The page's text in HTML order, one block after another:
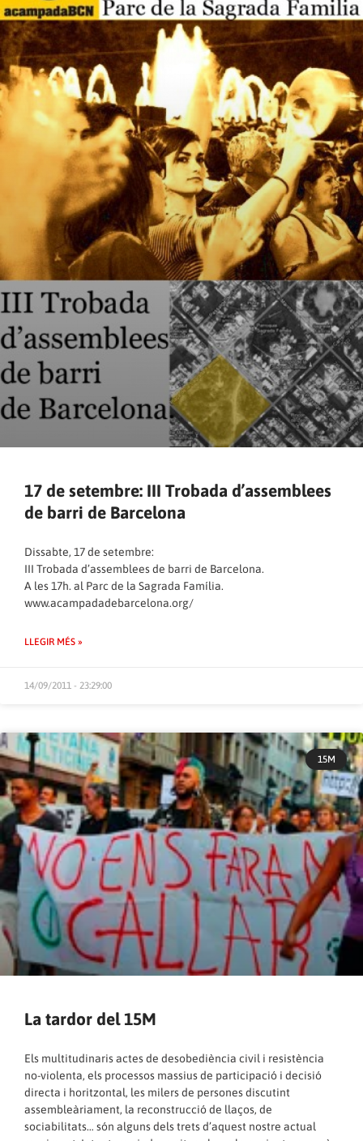
17 de setembre: III Trobada d’assemblees
de barri de Barcelona
Dissabte, 17 de setembre:
III Trobada d’assemblees de barri de Barcelona.
A les 17h. al Parc de la Sagrada Família.
www.acampadadebarcelona.org/
LLEGIR MÉS »
14/09/2011 - 23:29:00
15M
La tardor del 15M
Els multitudinaris actes de desobediència civil i resistència
no-violenta, els processos massius de participació i decisió
directa i horitzontal, les milers de persones discutint
assembleàriament, la reconstrucció de llaços, de
sociabilitats… són alguns dels trets d’aquest nostre actual